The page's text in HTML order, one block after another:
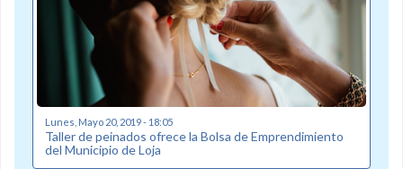
Lunes, Mayo 20, 2019 - 18:05
Taller de peinados ofrece la Bolsa de Emprendimiento
del Municipio de Loja